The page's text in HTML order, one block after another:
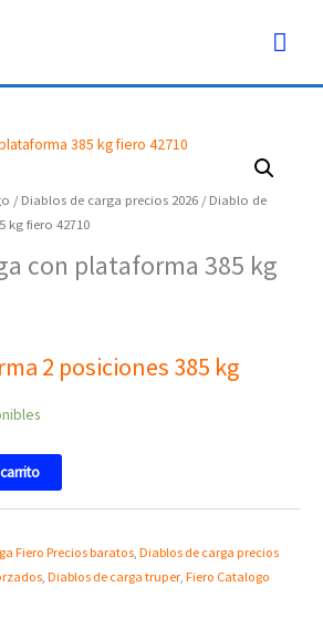
/ Diablos de carga precios 2026 / Diablo de
kg fiero 42710
con plataforma 385 kg
2 posiciones 385 kg
Fiero Precios baratos,Diablos de carga precios
,Diablos de carga truper,Fiero Catalogo